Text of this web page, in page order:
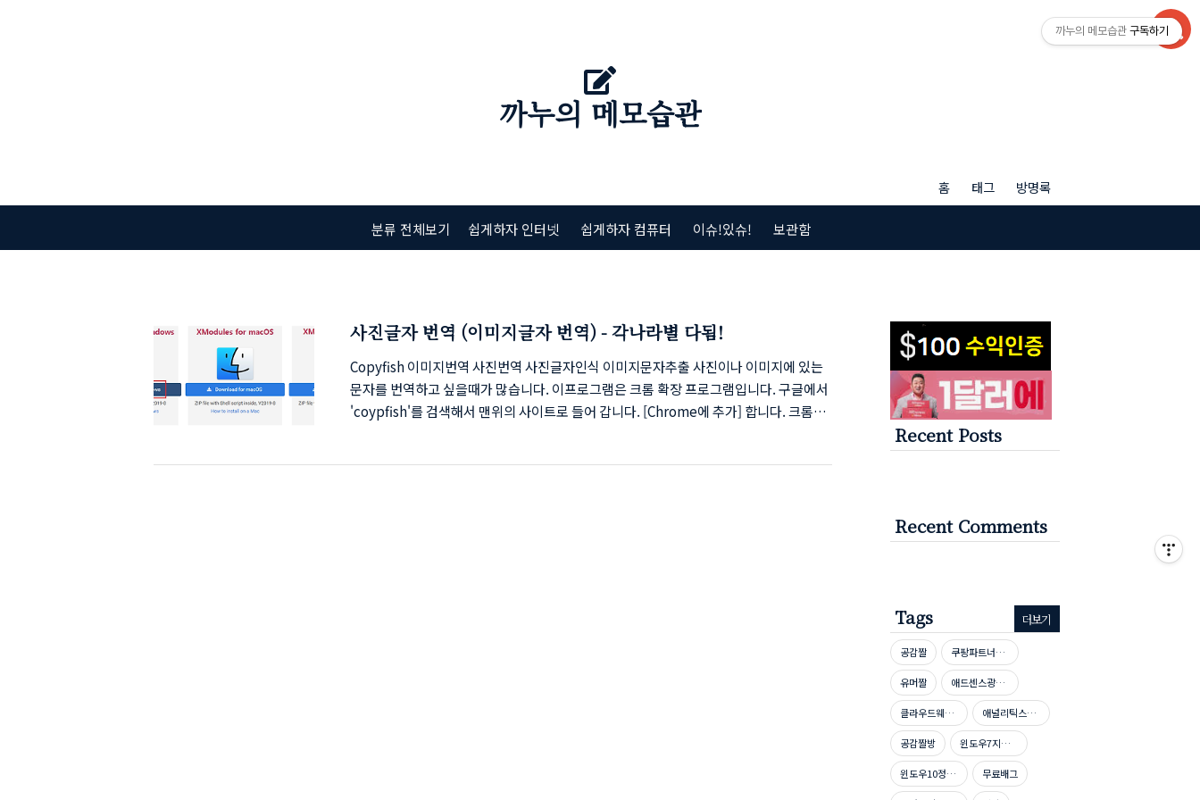
까누의 메모습관
홈 태그 방명록
분류 전체보기 쉽게하자 인터넷 쉽게하자 컴퓨터 이슈!있슈! 보관함
Recent Posts
Recent Comments
Tags 더보기
공감짤 쿠팡파트너스신청방법
유머짤 애드센스광고단가높이기
클라우드웨이즈호스팅 애널리틱스자격증시험문제
공감짤방 윈도우7지원종료
윈도우10정품인증 무료배그
사진글자 번역 (이미지글자 번역) - 각나라별 다됨!
Copyfish 이미지번역 사진번역 사진글자인식 이미지문자추출 사진이나 이미지에 있는
문자를 번역하고 싶을때가 많습니다. 이프로그램은 크롬 확장 프로그램입니다. 구글에서
'coypfish'를 검색해서 맨위의 사이트로 들어 갑니다. [Chrome에 추가] 합니다. 크롬창
까누의 메모습관 구독하기